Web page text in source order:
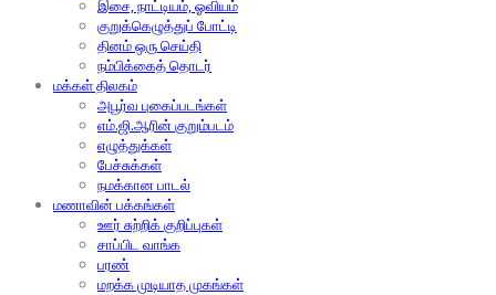
இசை, நாட்டியம், ஓவியம்
குறுக்கெழுத்துப் போட்டி
தினம் ஒரு செய்தி
நம்பிக்கைத் தொடர்
மக்கள் திலகம்
அபூர்வ புகைப்படங்கள்
எம்.ஜி.ஆரின் குறும்படம்
எழுத்துக்கள்
பேச்சுக்கள்
நமக்கான பாடல்
மணாவின் பக்கங்கள்
ஊர் சுற்றிக் குறிப்புகள்
சாப்பிட வாங்க
பரண்
மறக்க முடியாத முகங்கள்